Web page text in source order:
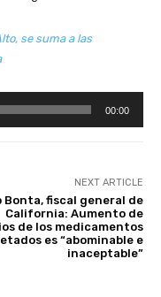
se suma a las
00:00
NEXT ARTICLE
Bonta, fiscal general de
California: Aumento de
de los medicamentos
es “abominable e
inaceptable”